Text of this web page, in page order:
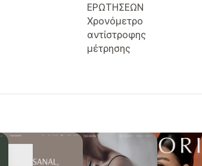
ΕΡΩΤΗΣΕΩΝ
Χρονόμετρο
αντίστροφης
μέτρησης